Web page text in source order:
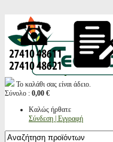
Το καλάθι σας είναι άδειο.
Σύνολο : 0,00 €
Καλώς ήρθατε
Σύνδεση | Εγγραφή